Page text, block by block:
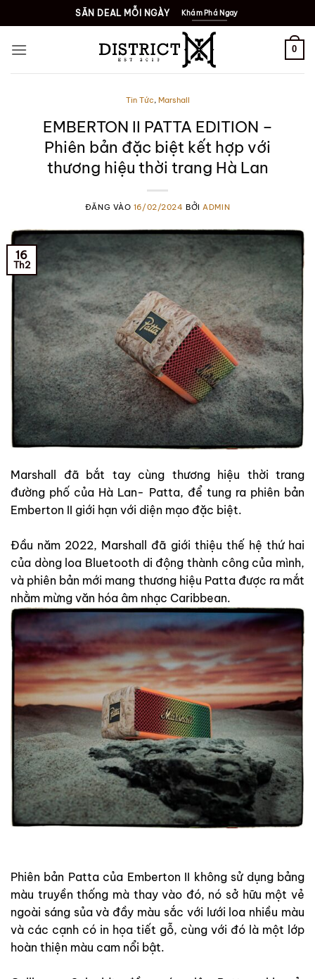
qua
nội
SĂN DEAL MỖI NGÀY Khám Phá Ngay
0
Tin Tức, Marshall
EMBERTON II PATTA EDITION –
Phiên bản đặc biệt kết hợp với
thương hiệu thời trang Hà Lan
ĐĂNG VÀO 16/02/2024 BỞI ADMIN
16
Th2
Marshall đã bắt tay cùng thương hiệu thời trang
đường phố của Hà Lan- Patta, để tung ra phiên bản
Emberton II giới hạn với diện mạo đặc biệt.
Đầu năm 2022, Marshall đã giới thiệu thế hệ thứ hai
của dòng loa Bluetooth di động thành công của mình,
và phiên bản mới mang thương hiệu Patta được ra mắt
nhằm mừng văn hóa âm nhạc Caribbean.
Phiên bản Patta của Emberton II không sử dụng bảng
màu truyền thống mà thay vào đó, nó sở hữu một vẻ
ngoài sáng sủa và đầy màu sắc với lưới loa nhiều màu
và các cạnh có in họa tiết gỗ, cùng với đó là một lớp
hoàn thiện màu cam nổi bật.